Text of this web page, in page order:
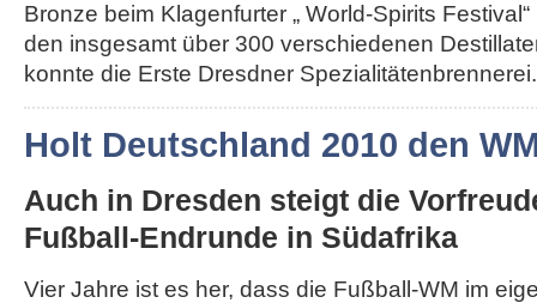
Bronze beim Klagenfurter „ World-Spirits
den insgesamt über 300 verschiedenen
konnte die Erste Dresdner
Holt Deutschland 2010 den
Auch in Dresden steigt die
Fußball-Endrunde in Südafrika
Vier Jahre ist es her, dass die Fußball-WM im